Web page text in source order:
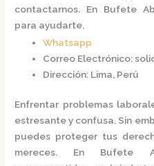
contactarnos.
En Bufete
para ayudarte.
Whatsapp
Correo Electrónico:
Dirección: Lima, Perú
Enfrentar problemas
estresante y confusa. Sin
puedes proteger tus
mereces.
En Bufete